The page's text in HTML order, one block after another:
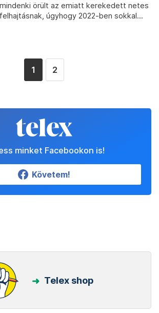
mindenki örült az emiatt kerekedett netes
felhajtásnak, úgyhogy 2022-ben sokkal...
1 2
minket Facebookon is!
Követem!
Telex shop